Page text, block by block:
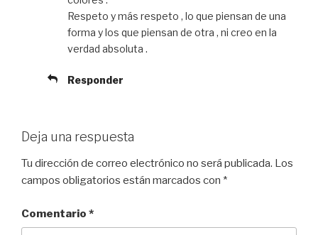
Respeto y más respeto , lo que piensan de una
forma y los que piensan de otra , ni creo en la
verdad absoluta .
Responder
Deja una respuesta
Tu dirección de correo electrónico no será publicada. Los
campos obligatorios están marcados con *
Comentario *